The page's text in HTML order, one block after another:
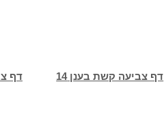
דף דף צביעה קשת בענן 14